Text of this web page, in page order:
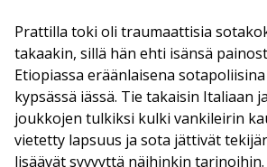
Prattilla toki oli traumaattisia
takaakin, sillä hän ehti isänsä
Etiopiassa eräänlaisena
kypsässä iässä. Tie takaisin Italiaan
joukkojen tulkiksi kulki vankileirin
vietetty lapsuus ja sota jättivät
lisäävät syvyyttä näihinkin